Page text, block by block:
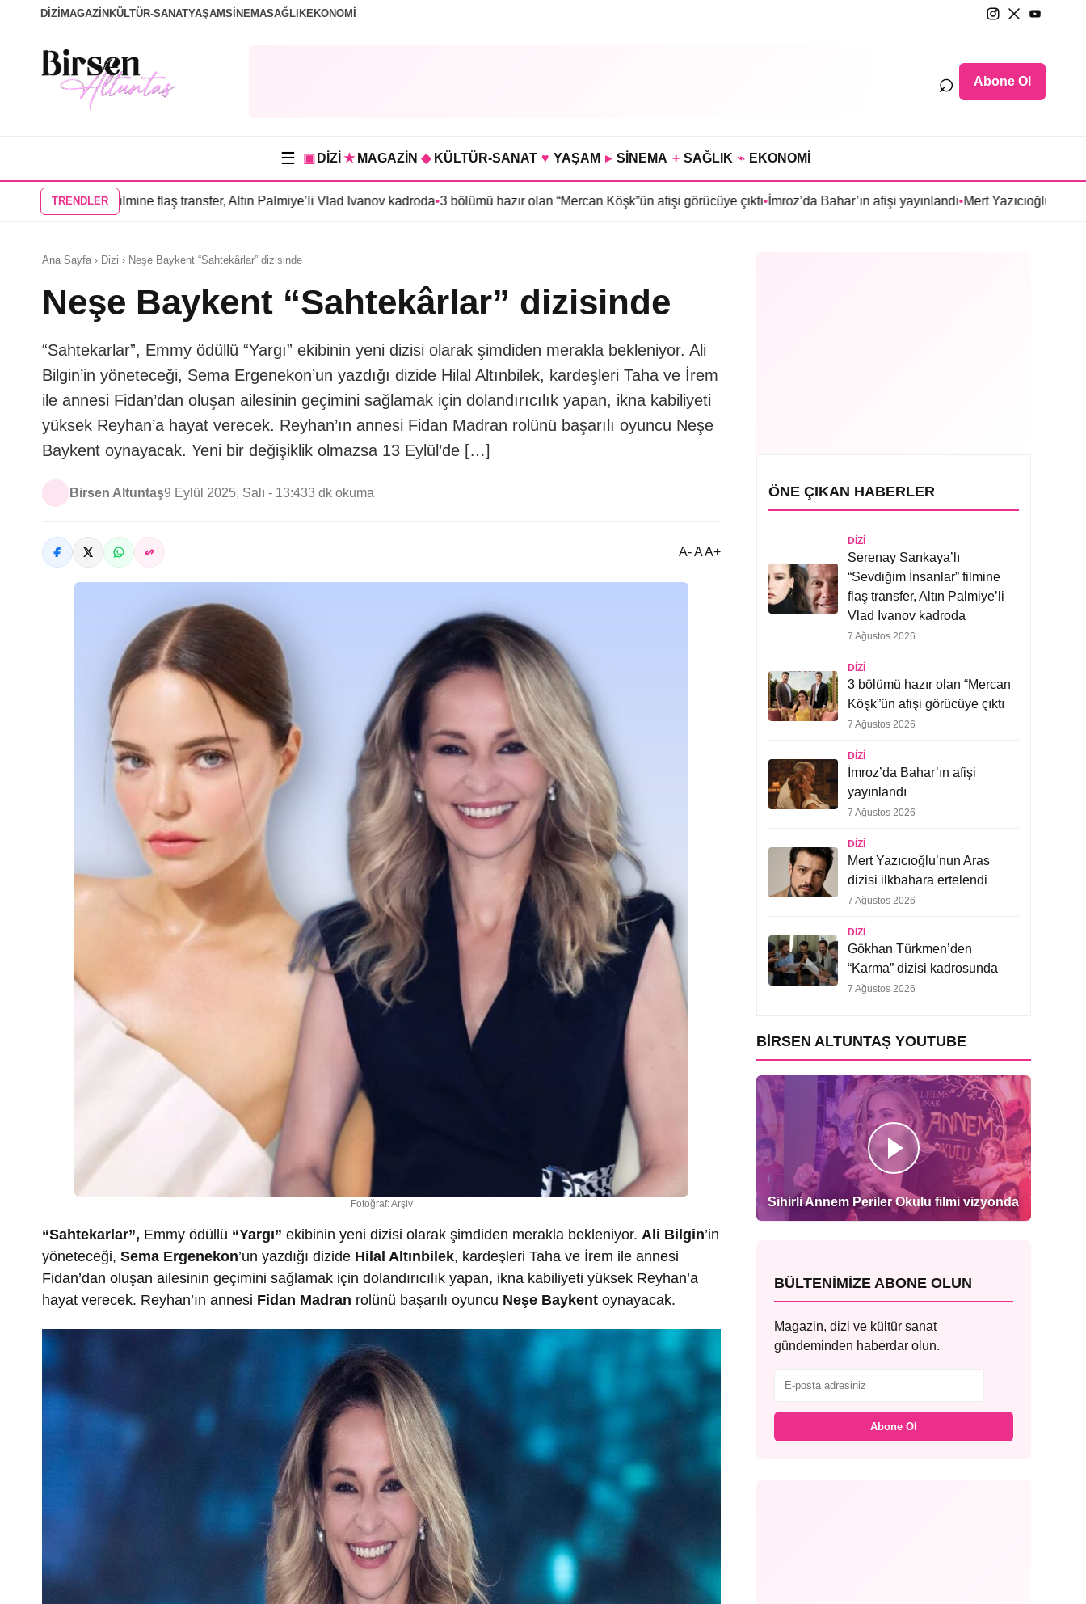
DİZİ MAGAZİN KÜLTÜR-SANATYAŞAMSİNEMASAĞLIKEKONOMİ
⌕ Abone Ol
☰ ▣ DİZİ ★ MAGAZİN ◆ KÜLTÜR-SANAT ♥ YAŞAM ▸ SİNEMA + SAĞLIK ⌁ EKONOMİ
TRENDLER
filmine flaş transfer, Altın Palmiye’li Vlad Ivanov kadroda •3 bölümü hazır olan “Mercan Köşk”ün afişi görücüye çıktı•İmroz’da Bahar’ın afişi yayınlandı•Mert Yazıcıoğlu’nun Aras dizisi
Ana Sayfa › Dizi › Neşe Baykent “Sahtekârlar” dizisinde
Neşe Baykent “Sahtekârlar” dizisinde
“Sahtekarlar”, Emmy ödüllü “Yargı” ekibinin yeni dizisi olarak şimdiden merakla bekleniyor. Ali
Bilgin’in yöneteceği, Sema Ergenekon’un yazdığı dizide Hilal Altınbilek, kardeşleri Taha ve İrem
ile annesi Fidan’dan oluşan ailesinin geçimini sağlamak için dolandırıcılık yapan, ikna kabiliyeti
yüksek Reyhan’a hayat verecek. Reyhan’ın annesi Fidan Madran rolünü başarılı oyuncu Neşe
Baykent oynayacak. Yeni bir değişiklik olmazsa 13 Eylül’de […]
Birsen Altuntaş9 Eylül 2025, Salı - 13:433 dk okuma
A- A A+
Fotoğraf: Arşiv
“Sahtekarlar”, Emmy ödüllü “Yargı” ekibinin yeni dizisi olarak şimdiden merakla bekleniyor. Ali Bilgin’in
yöneteceği, Sema Ergenekon’un yazdığı dizide Hilal Altınbilek, kardeşleri Taha ve İrem ile annesi
Fidan’dan oluşan ailesinin geçimini sağlamak için dolandırıcılık yapan, ikna kabiliyeti yüksek Reyhan’a
hayat verecek. Reyhan’ın annesi Fidan Madran rolünü başarılı oyuncu Neşe Baykent oynayacak.
ÖNE ÇIKAN HABERLER
DIZI
Serenay Sarıkaya’lı
“Sevdiğim İnsanlar” filmine
flaş transfer, Altın Palmiye’li
Vlad Ivanov kadroda
7 Ağustos 2026
DIZI
3 bölümü hazır olan “Mercan
Köşk”ün afişi görücüye çıktı
7 Ağustos 2026
DIZI
İmroz’da Bahar’ın afişi
yayınlandı
7 Ağustos 2026
DIZI
Mert Yazıcıoğlu’nun Aras
dizisi ilkbahara ertelendi
7 Ağustos 2026
DIZI
Gökhan Türkmen’den
“Karma” dizisi kadrosunda
7 Ağustos 2026
BIRSEN ALTUNTAŞ YOUTUBE
Sihirli Annem Periler Okulu filmi vizyonda
BÜLTENIMIZE ABONE OLUN
Magazin, dizi ve kültür sanat
gündeminden haberdar olun.
Abone Ol